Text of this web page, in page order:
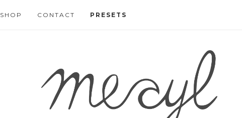
SHOP CONTACT PRESETS